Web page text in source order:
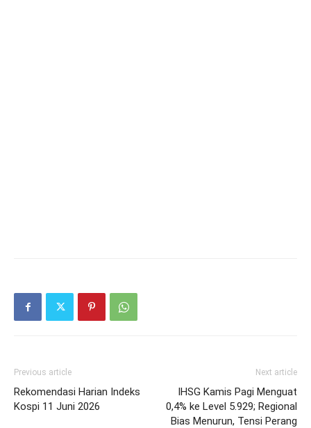
Previous article
Rekomendasi Harian Indeks
Kospi 11 Juni 2026
Next article
IHSG Kamis Pagi Menguat
0,4% ke Level 5.929; Regional
Bias Menurun, Tensi Perang